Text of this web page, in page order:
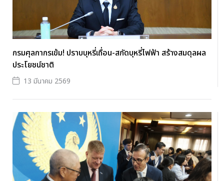
กรมศุลกากรเข้ม! ปราบบุหรี่เถื่อน-สกัดบุหรี่ไฟฟ้า สร้างสมดุลผล
ประโยชน์ชาติ
13 มีนาคม 2569